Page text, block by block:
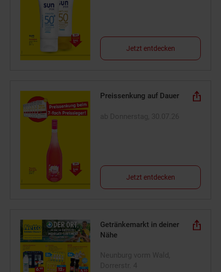
Jetzt entdecken
Preissenkung auf Dauer
Jetzt entdecken
Getränkemarkt in deiner
Nähe